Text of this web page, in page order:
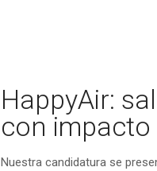
HappyAir:
con impacto
Nuestra candidatura se